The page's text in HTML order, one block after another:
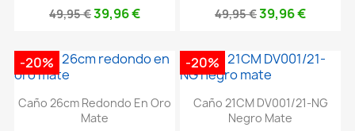
49,95 €39,96 € 49,95 €39,96 €
Caño 26cm Redondo En Oro
Mate
-20%
Caño 21CM DV001/21-NG
Negro Mate
-20%